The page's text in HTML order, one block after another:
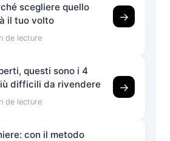
scegliere quello
il tuo volto
de lecture
→
questi sono i 4
difficili da rivendere
de lecture
→
con il metodo